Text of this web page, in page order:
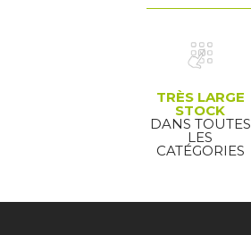
TRÈS LARGE
STOCK
DANS TOUTES
LES
CATÉGORIES